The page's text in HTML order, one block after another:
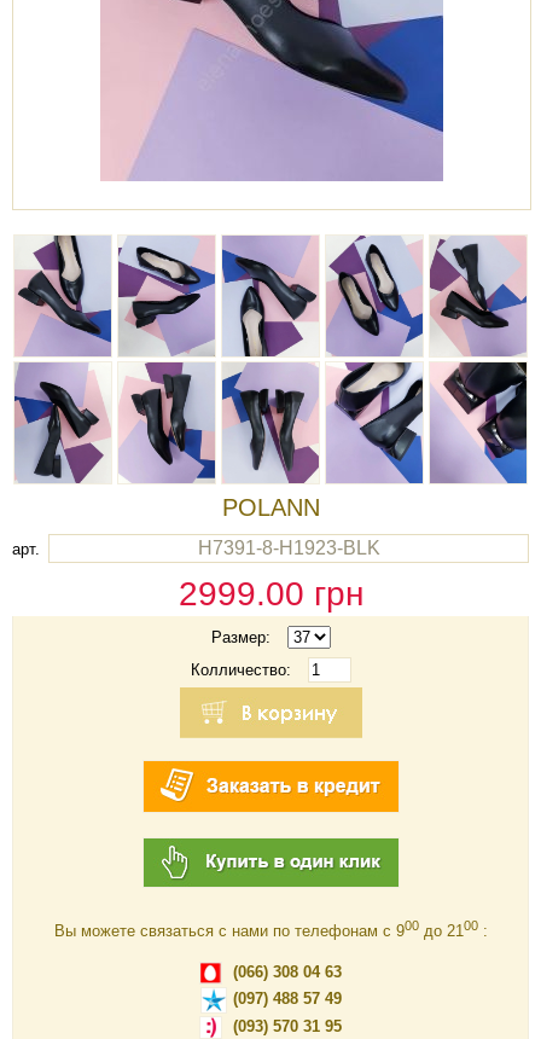
POLANN
арт. H7391-8-H1923-BLK
2999.00 грн
Размер:
Колличество:
Вы можете связаться с нами по телефонам c 900до 2100:
(066) 308 04 63
(097) 488 57 49
(093) 570 31 95